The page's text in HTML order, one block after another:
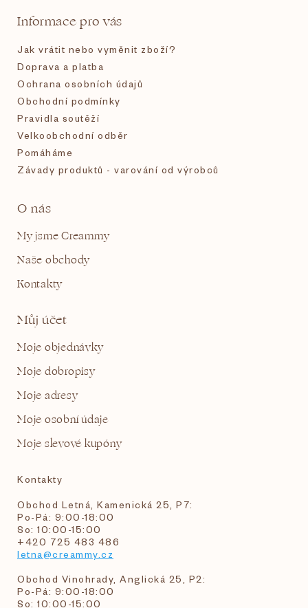
Informace pro vás
Jak vrátit nebo vyměnit zboží?
Doprava a platba
Ochrana osobních údajů
Obchodní podmínky
Pravidla soutěží
Velkoobchodní odběr
Pomáháme
Závady produktů - varování od výrobců
O nás
My jsme Creammy
Naše obchody
Kontakty
Můj účet
Moje objednávky
Moje dobropisy
Moje adresy
Moje osobní údaje
Moje slevové kupóny
Kontakty
Obchod Letná, Kamenická 25, P7:
Po-Pá: 9:00-18:00
So: 10:00-15:00
+420 725 483 486
letna@creammy.cz
Obchod Vinohrady, Anglická 25, P2:
Po-Pá: 9:00-18:00
So: 10:00-15:00